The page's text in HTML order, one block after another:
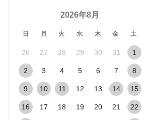
2026年8月
日 月 火 水 木 金 土
26 27 28 29 30 31 1
2 3 4 5 6 7 8
9 10 11 12 13 14 15
16 17 18 19 20 21 22